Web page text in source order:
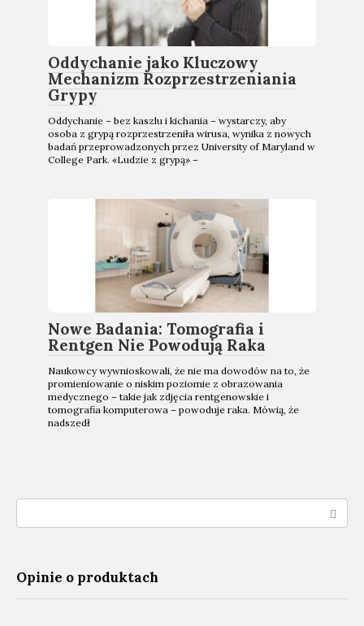
Oddychanie jako Kluczowy
Mechanizm Rozprzestrzeniania
Grypy
Oddychanie – bez kaszlu i kichania – wystarczy, aby
osoba z grypą rozprzestrzeniła wirusa, wynika z nowych
badań przeprowadzonych przez University of Maryland w
College Park. «Ludzie z grypą» –
Nowe Badania: Tomografia i
Rentgen Nie Powodują Raka
Naukowcy wywnioskowali, że nie ma dowodów na to, że
promieniowanie o niskim poziomie z obrazowania
medycznego – takie jak zdjęcia rentgenowskie i
tomografia komputerowa – powoduje raka. Mówią, że
nadszedł
Opinie o produktach